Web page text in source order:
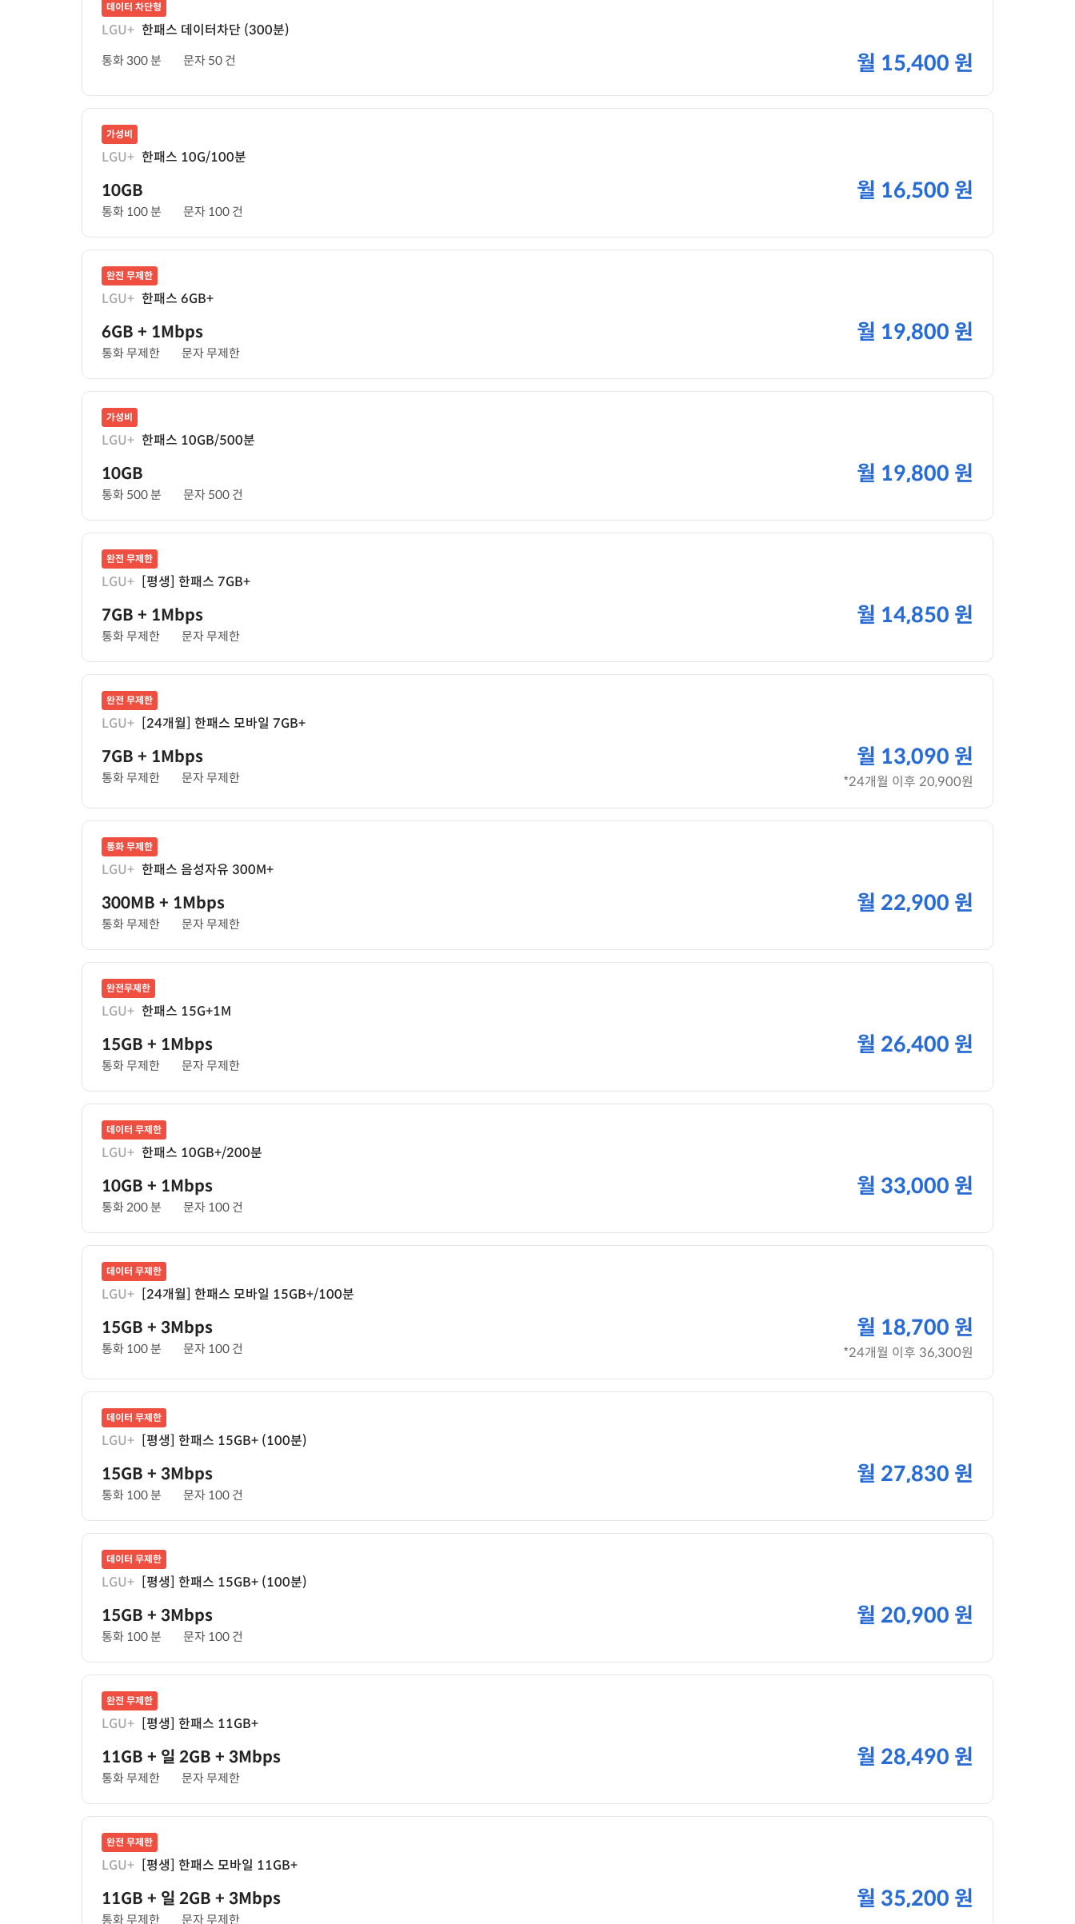
데이터 차단형
LGU+ 한패스 데이터차단 (300분)
통화 300 분 문자 50 건 월 15,400 원
가성비
LGU+ 한패스 10G/100분
10GB
통화 100 분 문자 100 건
월 16,500 원
완전 무제한
LGU+ 한패스 6GB+
6GB + 1Mbps
통화 무제한 문자 무제한
월 19,800 원
가성비
LGU+ 한패스 10GB/500분
10GB
통화 500 분 문자 500 건
월 19,800 원
완전 무제한
LGU+ [평생] 한패스 7GB+
7GB + 1Mbps
통화 무제한 문자 무제한
월 14,850 원
완전 무제한
LGU+ [24개월] 한패스 모바일 7GB+
7GB + 1Mbps
통화 무제한 문자 무제한
월 13,090 원
*24개월 이후 20,900원
통화 무제한
LGU+ 한패스 음성자유 300M+
300MB + 1Mbps
통화 무제한 문자 무제한
월 22,900 원
완전무제한
LGU+ 한패스 15G+1M
15GB + 1Mbps
통화 무제한 문자 무제한
월 26,400 원
데이터 무제한
LGU+ 한패스 10GB+/200분
10GB + 1Mbps
통화 200 분 문자 100 건
월 33,000 원
데이터 무제한
LGU+ [24개월] 한패스 모바일 15GB+/100분
15GB + 3Mbps
통화 100 분 문자 100 건
월 18,700 원
*24개월 이후 36,300원
데이터 무제한
LGU+ [평생] 한패스 15GB+ (100분)
15GB + 3Mbps
통화 100 분 문자 100 건
월 27,830 원
데이터 무제한
LGU+ [평생] 한패스 15GB+ (100분)
15GB + 3Mbps
통화 100 분 문자 100 건
월 20,900 원
완전 무제한
LGU+ [평생] 한패스 11GB+
11GB + 일 2GB + 3Mbps
통화 무제한 문자 무제한
월 28,490 원
완전 무제한
LGU+ [평생] 한패스 모바일 11GB+
11GB + 일 2GB + 3Mbps
통화 무제한 문자 무제한
월 35,200 원